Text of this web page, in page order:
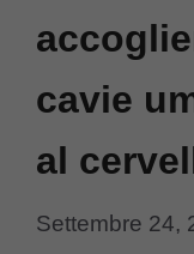
cavie
al
Settembre 24,